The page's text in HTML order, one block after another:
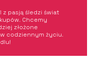
pasją śledzi świat
Chcemy
złożone
codziennym życiu.